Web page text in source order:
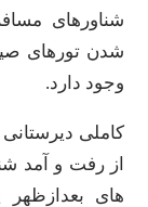
شناورهای
شدن تورهای
وجود دارد.
کاملی
از رفت و آمد
های